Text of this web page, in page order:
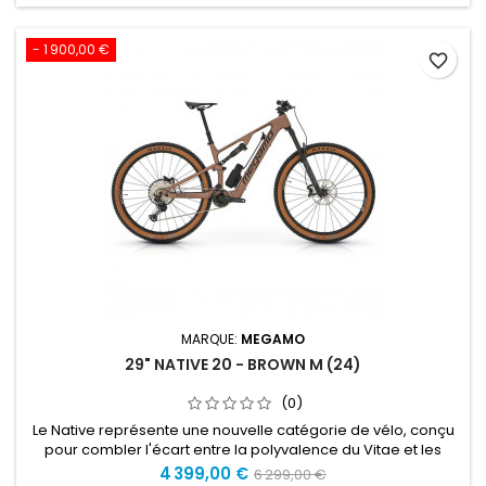
- 1 900,00 €
MARQUE: MEGAMO
29" NATIVE 20 - BROWN M (24)
(0)
Le Native représente une nouvelle catégorie de vélo, conçu
pour combler l'écart entre la polyvalence du Vitae et les
capacités d'un Crave CRB. C'est un équilibre qui combine le
Prix
4 399,00 € Prix
6 299,00 €
favorite_border